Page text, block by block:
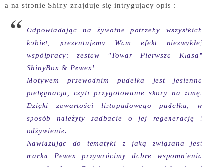
a na stronie Shiny znajduje się intrygujący opis :
Odpowiadając na żywotne potrzeby wszystkich
kobiet, prezentujemy Wam efekt niezwykłej
współpracy: zestaw "Towar Pierwsza Klasa"
ShinyBox & Pewex!
Motywem przewodnim pudełka jest jesienna
pielęgnacja, czyli przygotowanie skóry na zimę.
Dzięki zawartości listopadowego pudełka, w
sposób należyty zadbacie o jej regenerację i
odżywienie.
Nawiązując do tematyki z jaką związana jest
marka Pewex przywrócimy dobre wspomnienia